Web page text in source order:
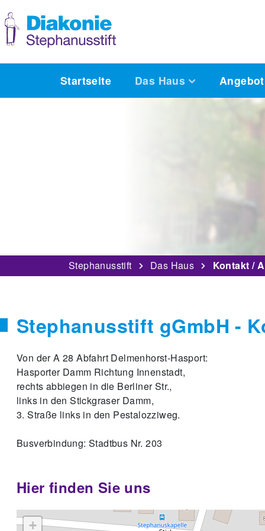
Startseite Das Haus Angebot
Stephanusstift Das Haus Kontakt /
Stephanusstift gGmbH -
Von der A 28 Abfahrt Delmenhorst-Hasport:
Hasporter Damm Richtung Innenstadt,
rechts abbiegen in die Berliner Str.,
links in den Stickgraser Damm,
3. Straße links in den Pestalozziweg.
Busverbindung: Stadtbus Nr. 203
Hier finden Sie uns
+